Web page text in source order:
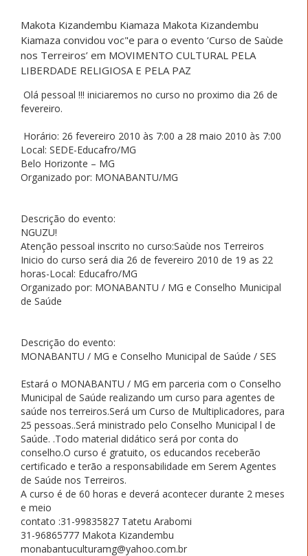
Makota Kizandembu Kiamaza Makota Kizandembu
Kiamaza convidou voc"e para o evento ‘Curso de Saùde
nos Terreiros’ em MOVIMENTO CULTURAL PELA
LIBERDADE RELIGIOSA E PELA PAZ
Olá pessoal !!! iniciaremos no curso no proximo dia 26 de
fevereiro.
Horário: 26 fevereiro 2010 às 7:00 a 28 maio 2010 às 7:00
Local: SEDE-Educafro/MG
Belo Horizonte – MG
Organizado por: MONABANTU/MG
Descrição do evento:
NGUZU!
Atenção pessoal inscrito no curso:Saùde nos Terreiros
Inicio do curso será dia 26 de fevereiro 2010 de 19 as 22
horas-Local: Educafro/MG
Organizado por: MONABANTU / MG e Conselho Municipal
de Saúde
Descrição do evento:
MONABANTU / MG e Conselho Municipal de Saúde / SES
Estará o MONABANTU / MG em parceria com o Conselho
Municipal de Saúde realizando um curso para agentes de
saúde nos terreiros.Será um Curso de Multiplicadores, para
25 pessoas..Será ministrado pelo Conselho Municipal l de
Saúde. .Todo material didático será por conta do
conselho.O curso é gratuito, os educandos receberão
certificado e terão a responsabilidade em Serem Agentes
de Saúde nos Terreiros.
A curso é de 60 horas e deverá acontecer durante 2 meses
e meio
contato :31-99835827 Tatetu Arabomi
31-96865777 Makota Kizandembu
monabantuculturamg@yahoo.com.br